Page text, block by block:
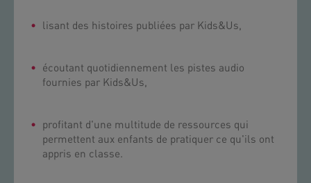
lisant des histoires publiées par Kids&Us,
écoutant quotidiennement les pistes audio
fournies par Kids&Us,
profitant d'une multitude de ressources qui
permettent aux enfants de pratiquer ce qu'ils ont
appris en classe.